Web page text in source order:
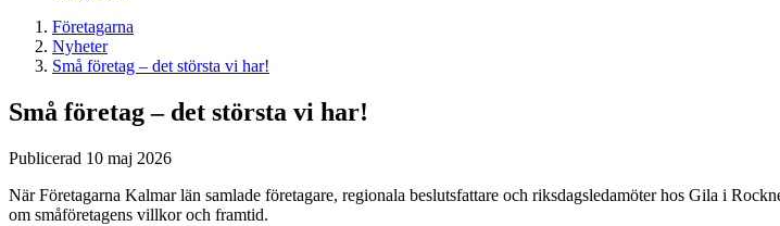
Företagarna
Nyheter
Små företag – det största vi har!
Små företag – det största vi har!
Publicerad 10 maj 2026
När Företagarna Kalmar län samlade företagare, regionala beslutsfattare och riksdagsledamöter hos Gila i
om småföretagens villkor och framtid.